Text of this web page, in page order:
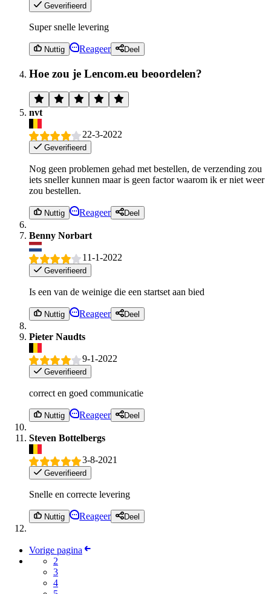
Geverifieerd
Super snelle levering
Nuttig Reageer Deel
Hoe zou je Lencom.eu beoordelen?
nvt
22-3-2022
Geverifieerd
Nog geen problemen gehad met bestellen, de verzending zou
iets sneller kunnen maar is geen factor waarom ik er niet weer
zou bestellen.
Nuttig Reageer Deel
Benny Norbart
11-1-2022
Geverifieerd
Is een van de weinige die een startset aan bied
Nuttig Reageer Deel
Pieter Naudts
9-1-2022
Geverifieerd
correct en goed communicatie
Nuttig Reageer Deel
Steven Bottelbergs
3-8-2021
Geverifieerd
Snelle en correcte levering
Nuttig Reageer Deel
Vorige pagina
2
3
4